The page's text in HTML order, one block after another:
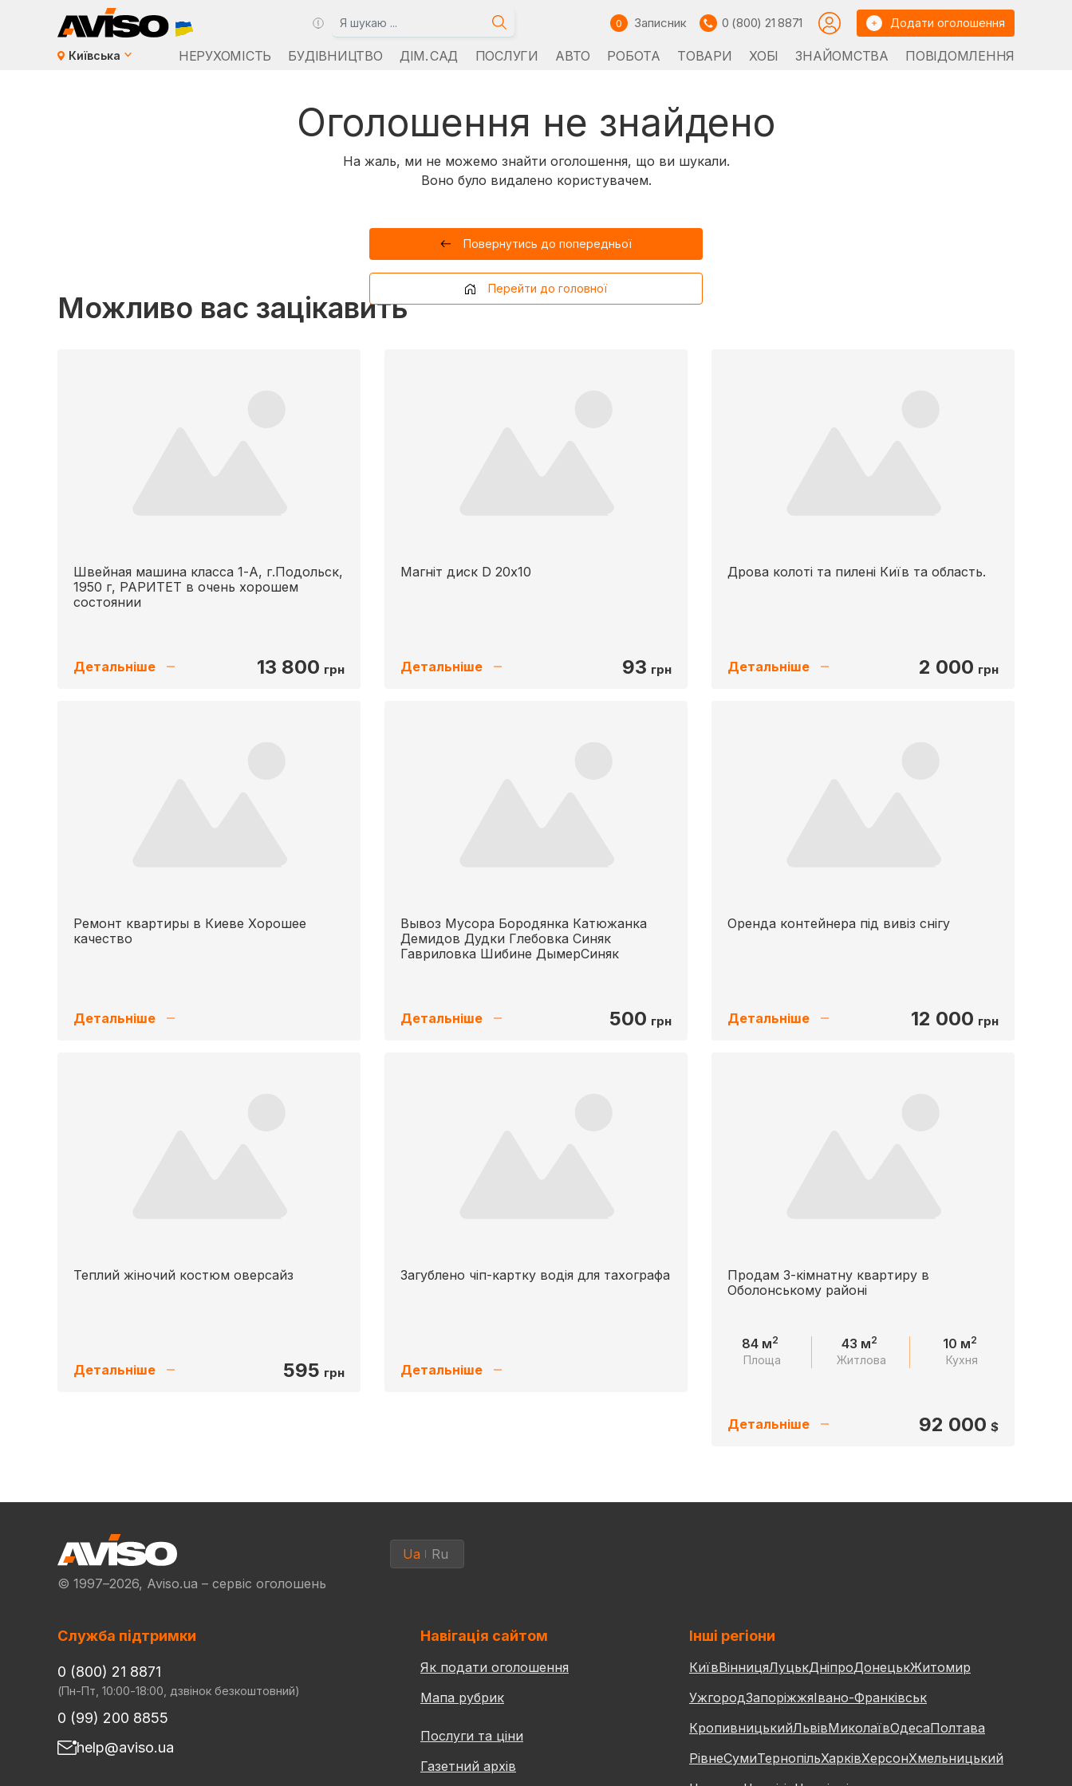
0 Записник 0 (800) 21 8871 Додати оголошення
Київська НЕРУХОМІСТЬ БУДІВНИЦТВО ДІМ. САД ПОСЛУГИ АВТО РОБОТА ТОВАРИ ХОБІ ЗНАЙОМСТВА ПОВІДОМЛЕННЯ
Оголошення не знайдено
На жаль, ми не можемо знайти оголошення, що ви шукали.
Воно було видалено користувачем.
Повернутись до попередньої
Перейти до головної
Можливо вас зацікавить
Швейная машина класса 1-А, г.Подольск,
1950 г, РАРИТЕТ в очень хорошем
состоянии
Детальніше 13 800 грн
Магніт диск D 20x10
Детальніше 93 грн
Дрова колоті та пилені Київ та область.
Детальніше 2 000 грн
Ремонт квартиры в Киеве Хорошее
качество
Детальніше
Вывоз Мусора Бородянка Катюжанка
Демидов Дудки Глебовка Синяк
Гавриловка Шибине ДымерСиняк
Детальніше 500 грн
Оренда контейнера під вивіз снігу
Детальніше 12 000 грн
Теплий жіночий костюм оверсайз
Детальніше 595 грн
Загублено чіп-картку водія для тахографа
Детальніше
Продам 3-кімнатну квартиру в
Оболонському районі
84 м2
Площа
43 м2
Житлова
10 м2
Кухня
Детальніше 92 000 $
© 1997–2026, Aviso.ua – сервіс оголошень
Ua Ru
Служба підтримки
0 (800) 21 8871
(Пн-Пт, 10:00-18:00, дзвінок безкоштовний)
0 (99) 200 8855
help@aviso.ua
Навігація сайтом
Як подати оголошення
Мапа рубрик
Послуги та ціни
Газетний архів
Інші регіони
КиївВінницяЛуцькДніпроДонецькЖитомир
УжгородЗапоріжжяІвано-Франківськ
КропивницькийЛьвівМиколаївОдесаПолтава
РівнеСумиТернопільХарківХерсонХмельницький